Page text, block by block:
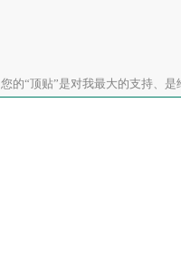
您的“顶贴”是对我最大的支持、